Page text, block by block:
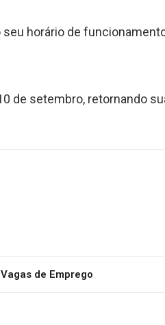
horário de
de setembro, retornando
Vagas de Emprego